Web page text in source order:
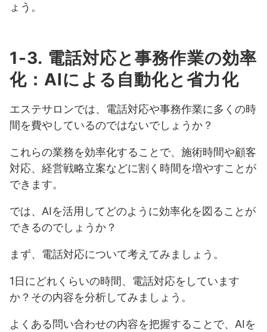
ょう。
1-3. 電話対応と事務作業の効率
化：AIによる自動化と省力化
エステサロンでは、電話対応や事務作業に多くの時
間を費やしているのではないでしょうか？
これらの業務を効率化することで、施術時間や顧客
対応、経営戦略立案などに割く時間を増やすことが
できます。
では、AIを活用してどのように効率化を図ることが
できるのでしょうか？
まず、電話対応について考えてみましょう。
1日にどれくらいの時間、電話対応をしています
か？その内容を分析してみましょう。
よくある問い合わせの内容を把握することで、AIを